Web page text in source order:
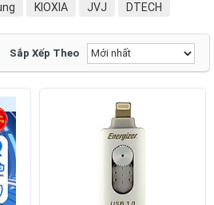
KIOXIA JVJ
DTECH
Asus Dell
Earldom
Elecom
TEAM GROUP
JCPAL
BYKSKI
Sắp Xếp Theo